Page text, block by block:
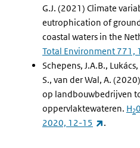
G.J. (2021) Climate
eutrophication of
coastal waters in the
Total Environment 771,
Schepens, J.A.B.,
S., van der Wal, A.
op landbouwbedrijven
oppervlaktewateren. H2
2020, 12-15
(externe
.